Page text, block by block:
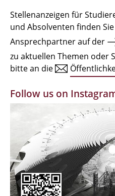
Institute
Einrichtungen
Zeichensäle
MBW |
Alumni | cloud club
Dokumente und
Stellenanzeigen für
und Absolventen finden
Ansprechpartner auf der
zu aktuellen Themen oder
bitte an die
Follow us on